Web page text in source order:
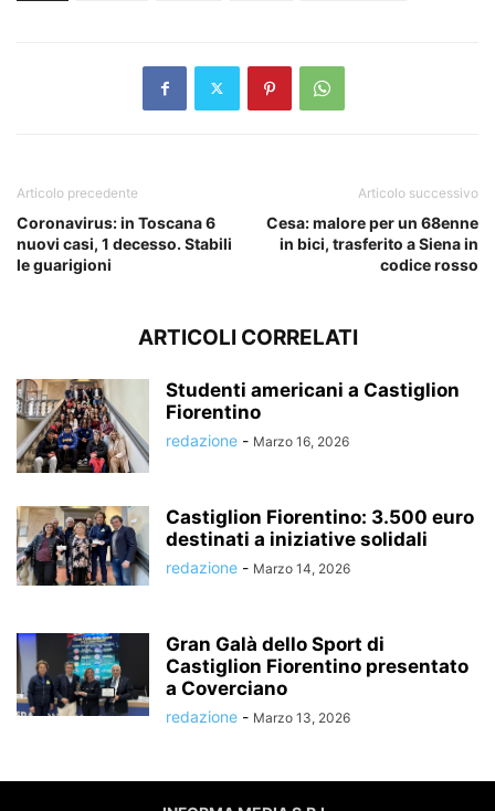
Articolo precedente
Coronavirus: in Toscana 6
nuovi casi, 1 decesso. Stabili
le guarigioni
Articolo successivo
Cesa: malore per un 68enne
in bici, trasferito a Siena in
codice rosso
ARTICOLI CORRELATI
Studenti americani a Castiglion
Fiorentino
redazione - Marzo 16, 2026
Castiglion Fiorentino: 3.500 euro
destinati a iniziative solidali
redazione - Marzo 14, 2026
Gran Galà dello Sport di
Castiglion Fiorentino presentato
a Coverciano
redazione - Marzo 13, 2026